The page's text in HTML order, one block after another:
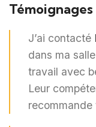
J’ai contacté
dans ma
travail avec
Leur
recommande